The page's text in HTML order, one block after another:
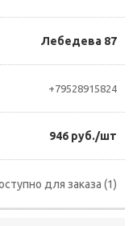
Лебедева 87
+79528915824
946 руб./шт
для заказа (1)